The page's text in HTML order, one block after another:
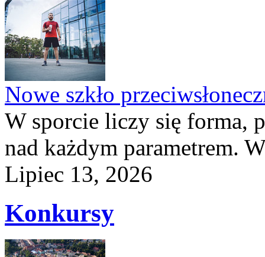
Nowe szkło
W sporcie liczy się forma,
nad każdym parametrem.
Lipiec 13, 2026
Konkursy